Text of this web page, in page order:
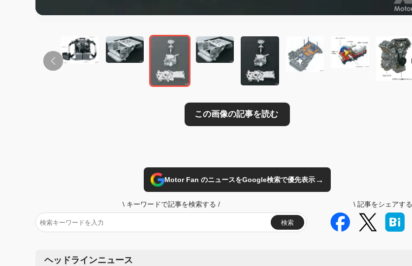
Motor Fan のニュースをGoogle検索で優先表示→
\ キーワードで記事を検索する /
検索
\ 記事をシェアする
ヘッドラインニュース